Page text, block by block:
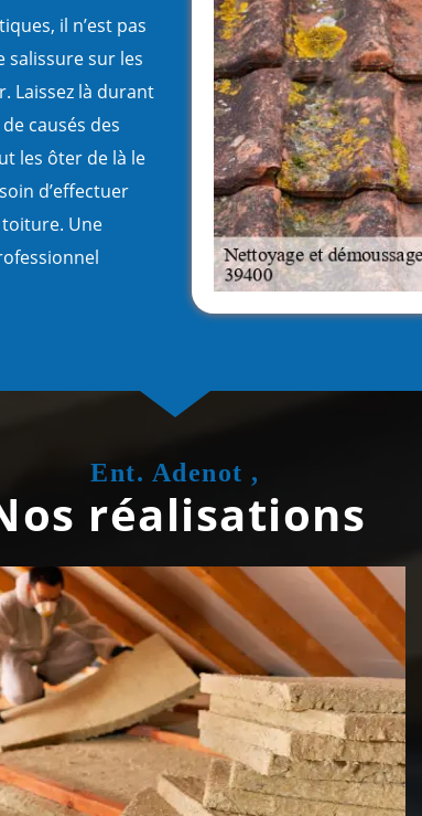
il n’est pas
sur les
Laissez là durant
causés des
les ôter de là le
d’effectuer
Une
Ent. Adenot ,
réalisations
de toiture 39 Jura